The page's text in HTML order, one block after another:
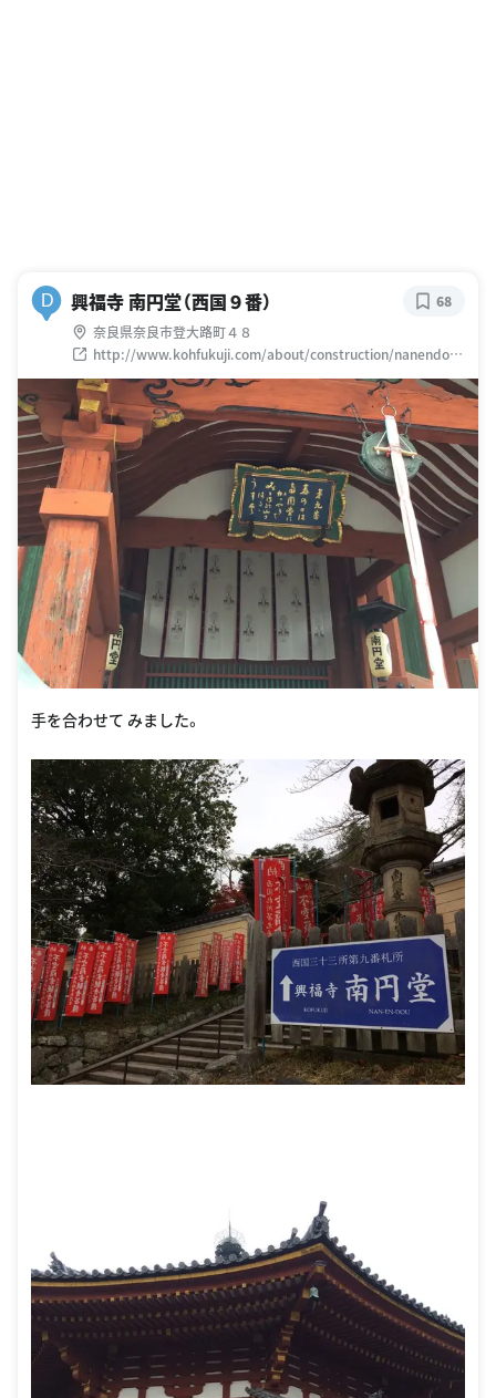
D 興福寺 南円堂（西国９番）
奈良県奈良市登大路町４８
http://www.kohfukuji.com/about/construction/nanendo.h
tml
68
手を合わせて みました。